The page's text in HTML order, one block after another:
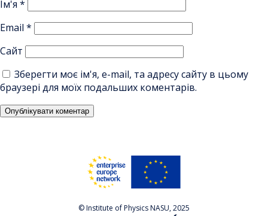
Ім'я *
Email *
Сайт
Зберегти моє ім'я, e-mail, та адресу сайту в цьому
браузері для моїх подальших коментарів.
© Institute of Physics NASU, 2025